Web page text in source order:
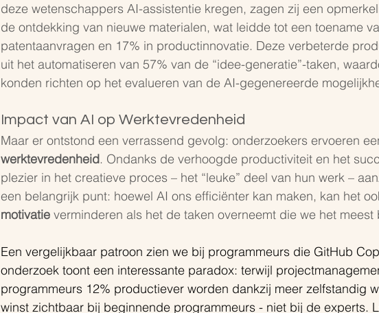
deze wetenschappers AI-assistentie kregen, zagen zij een
de ontdekking van nieuwe materialen, wat leidde tot een toename
patentaanvragen en 17% in productinnovatie. Deze verbeterde
uit het automatiseren van 57% van de “idee-generatie”-taken,
konden richten op het evalueren van de AI-gegenereerde
Impact van AI op Werktevredenheid
Maar er ontstond een verrassend gevolg: onderzoekers ervoeren
werktevredenheid. Ondanks de verhoogde productiviteit en het
plezier in het creatieve proces – het “leuke” deel van hun werk –
een belangrijk punt: hoewel AI ons efficiënter kan maken, kan het
motivatie verminderen als het de taken overneemt die we het meest
Een vergelijkbaar patroon zien we bij programmeurs die GitHub
onderzoek toont een interessante paradox: terwijl
programmeurs 12% productiever worden dankzij meer zelfstandig
winst zichtbaar bij beginnende programmeurs - niet bij de experts.